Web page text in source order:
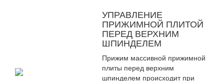
УПРАВЛЕНИЕ
ПРИЖИМНОЙ ПЛИТОЙ
ПЕРЕД ВЕРХНИМ
ШПИНДЕЛЕМ
Прижим массивной прижимной
плиты перед верхним
шпинделем происходит при